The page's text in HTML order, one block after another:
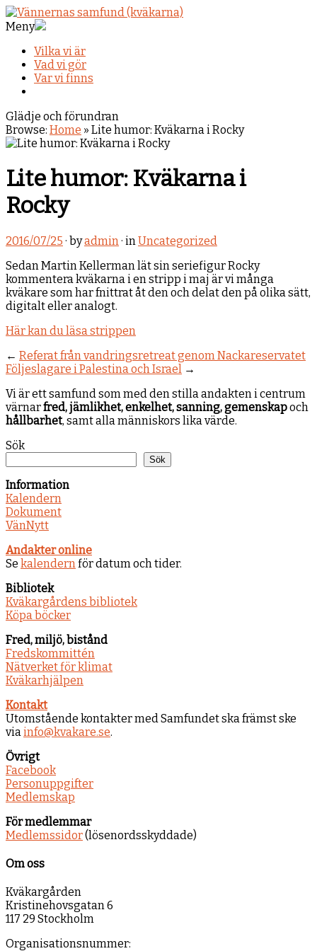
Meny
Vilka vi är
Vad vi gör
Var vi finns
Glädje och förundran
Browse: Home » Lite humor: Kväkarna i Rocky
Lite humor: Kväkarna i
Rocky
2016/07/25 · byadmin· inUncategorized
Sedan Martin Kellerman lät sin seriefigur Rocky
kommentera kväkarna i en stripp i maj är vi många
kväkare som har fnittrat åt den och delat den på olika sätt,
digitalt eller analogt.
Här kan du läsa strippen
← Referat från vandringsretreat genom Nackareservatet
Följeslagare i Palestina och Israel →
Vi är ett samfund som med den stilla andakten i centrum
värnarfred, jämlikhet, enkelhet, sanning, gemenskapoch
hållbarhet, samt alla människors lika värde.
Sök
Sök
Information
Kalendern
Dokument
VänNytt
Andakter online
Se kalendernför datum och tider.
Bibliotek
Kväkargårdens bibliotek
Köpa böcker
Fred, miljö, bistånd
Fredskommittén
Nätverket för klimat
Kväkarhjälpen
Kontakt
Utomstående kontakter med Samfundet ska främst ske
viainfo@kvakare.se.
Övrigt
Facebook
Personuppgifter
Medlemskap
För medlemmar
Medlemssidor(lösenordsskyddade)
Om oss
Kväkargården
Kristinehovsgatan 6
117 29 Stockholm
Organisationsnummer: